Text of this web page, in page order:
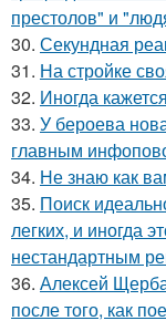
престолов" и
30. Секундная
31. На стройке
32. Иногда
33. У бероева
главным
34. Не знаю как
35. Поиск
легких, и иногда
нестандартным
36. Алексей
после того, как